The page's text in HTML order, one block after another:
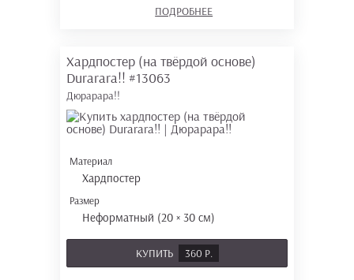
ПОДРОБНЕЕ
Хардпостер (на твёрдой основе)
Durarara!! #13063
Дюрарара!!
Материал
Хардпостер
Размер
Неформатный (20 × 30 см)
КУПИТЬ 360 Р.